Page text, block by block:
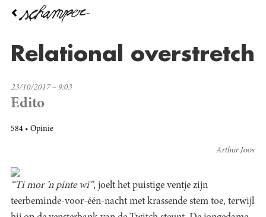
Overslaan
inhoudRelational overstretch
23/10/2017 – 9:03
Edito
584 Opinie
Arthur Joos
“Ti mor ’n pinte wi”, joelt het puistige ventje zijn
teerbeminde-voor-één-nacht met krassende stem toe, terwijl